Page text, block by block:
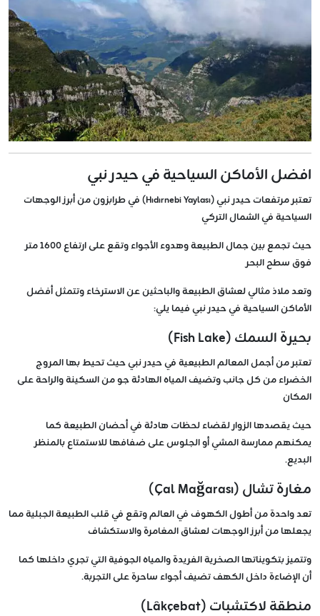
افضل الأماكن السياحية في حيدر نبي
تعتبر مرتفعات حيدر نبي (Hıdırnebi Yaylası) في طرابزون من أبرز الوجهات
السياحية في الشمال التركي
حيث تجمع بين جمال الطبيعة وهدوء الأجواء وتقع على ارتفاع 1600 متر
فوق سطح البحر
وتعد ملاذ مثالي لعشاق الطبيعة والباحثين عن الاسترخاء وتتمثل أفضل
الأماكن السياحية في حيدر نبي فيما يلي:
بحيرة السمك (Fish Lake)
تعتبر من أجمل المعالم الطبيعية في حيدر نبي حيث تحيط بها المروج
الخضراء من كل جانب وتضيف المياه الهادئة جو من السكينة والراحة على
المكان
حيث يقصدها الزوار لقضاء لحظات هادئة في أحضان الطبيعة كما
يمكنهم ممارسة المشي أو الجلوس على ضفافها للاستمتاع بالمنظر
البديع.
مغارة تشال (Çal Mağarası)
تعد واحدة من أطول الكهوف في العالم وتقع في قلب الطبيعة الجبلية مما
يجعلها من أبرز الوجهات لعشاق المغامرة والاستكشاف
وتتميز بتكويناتها الصخرية الفريدة والمياه الجوفية التي تجري داخلها كما
أن الإضاءة داخل الكهف تضيف أجواء ساحرة على التجربة.
منطقة لاكتشبات (Lâkçebat)